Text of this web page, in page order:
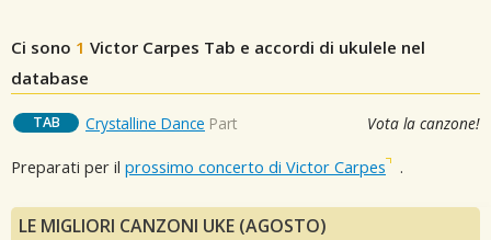
Ci sono 1 Victor Carpes Tab e accordi di ukulele nel
database
TAB Crystalline Dance Part Vota la canzone!
Preparati per il prossimo concerto di Victor Carpes .
LE MIGLIORI CANZONI UKE (AGOSTO)